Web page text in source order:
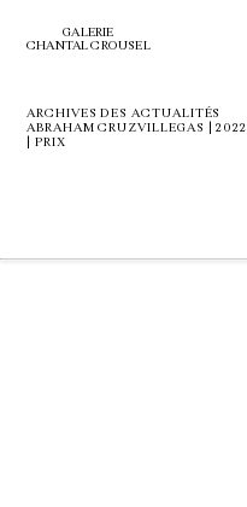
GALERIE
CHANTAL CROUSEL
ARCHIVES DES ACTUALITÉS
ABRAHAM CRUZVILLEGAS | 2022
| PRIX